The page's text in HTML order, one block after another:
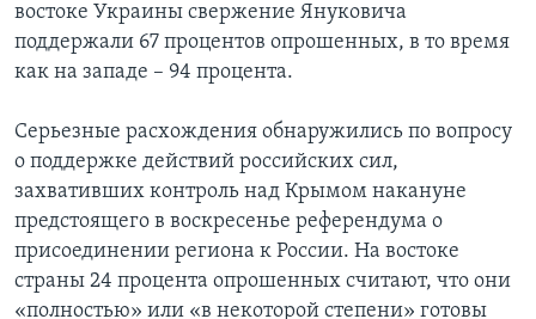
востоке Украины свержение Януковича
поддержали 67 процентов опрошенных, в то время
как на западе – 94 процента.
Серьезные расхождения обнаружились по вопросу
о поддержке действий российских сил,
захвативших контроль над Крымом накануне
предстоящего в воскресенье референдума о
присоединении региона к России. На востоке
страны 24 процента опрошенных считают, что они
«полностью» или «в некоторой степени» готовы